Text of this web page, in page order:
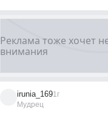
irunia_169
Мудрец
1г